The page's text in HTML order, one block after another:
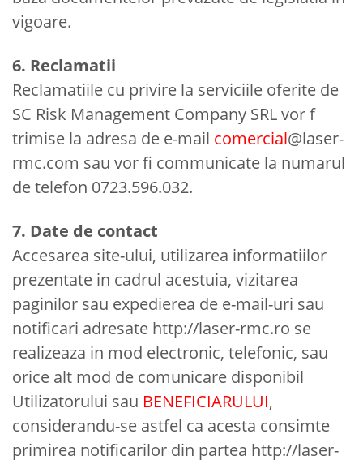
vigoare.
6. Reclamatii
Reclamatiile cu privire la serviciile oferite de
SC Risk Management Company SRL vor f
trimise la adresa de e-mail comercial@laser-
rmc.com sau vor fi communicate la numarul
de telefon 0723.596.032.
7. Date de contact
Accesarea site-ului, utilizarea informatiilor
prezentate in cadrul acestuia, vizitarea
paginilor sau expedierea de e-mail-uri sau
notificari adresate http://laser-rmc.ro se
realizeaza in mod electronic, telefonic, sau
orice alt mod de comunicare disponibil
Utilizatorului sau BENEFICIARULUI,
considerandu-se astfel ca acesta consimte
primirea notificarilor din partea http://laser-